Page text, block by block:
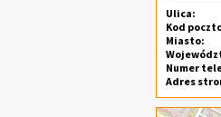
Ulica:
Kod
Miasto:
Numer
Adres